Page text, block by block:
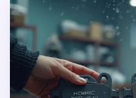
первозданном
от коллекционеров
эксплуатации.
типичных ошибок и
на десятки лет.